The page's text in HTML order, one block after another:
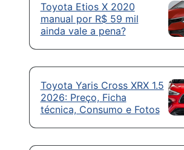
Toyota Etios X 2020
manual por R$ 59 mil
ainda vale a pena?
Toyota Yaris Cross XRX 1.5
2026: Preço, Ficha
técnica, Consumo e Fotos